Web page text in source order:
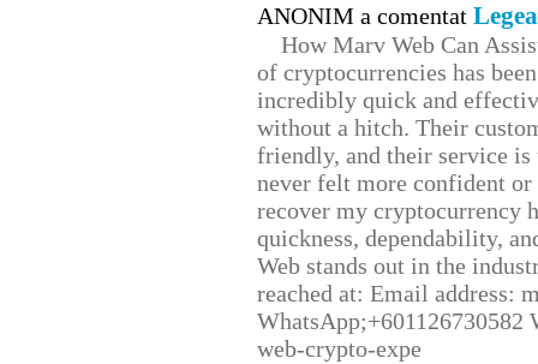
ANONIM a comentat
How Marv Web Can
of cryptocurrencies has
incredibly quick and
without a hitch. Their
friendly, and their service
never felt more confident
recover my cryptocurrency
quickness, dependability,
Web stands out in the
reached at: Email address:
web-crypto-expe